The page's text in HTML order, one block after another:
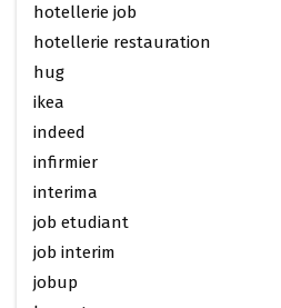
hotellerie job
hotellerie restauration
hug
ikea
indeed
infirmier
interima
job etudiant
job interim
jobup